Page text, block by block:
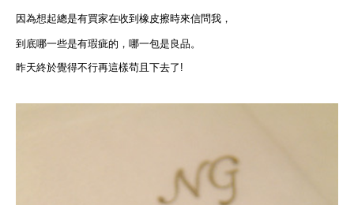
因為想起總是有買家在收到橡皮擦時來信問我，
到底哪一些是有瑕疵的，哪一包是良品。
昨天終於覺得不行再這樣苟且下去了!